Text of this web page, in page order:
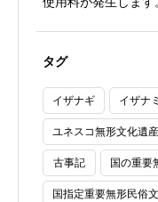
タグ
イザナギ イザナミ
ユネスコ無形文化遺産
古事記 国の重要
国指定重要無形民俗